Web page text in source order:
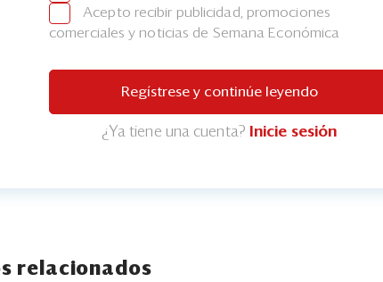
Acepto recibir publicidad, promociones
comerciales y noticias de Semana Económica
Regístrese y continúe leyendo
¿Ya tiene una cuenta? Inicie sesión
relacionados